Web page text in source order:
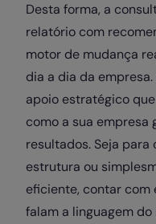
Desta forma, a
relatório com
motor de mudança
dia a dia da
apoio estratégico
como a sua empresa
resultados. Seja para
estrutura ou
eficiente, contar com
falam a linguagem